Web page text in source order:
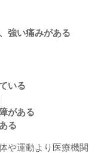
強い痛みがある
いる
がある
る
や運動より医療機関